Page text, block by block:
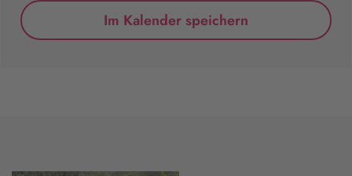
Im Kalender speichern